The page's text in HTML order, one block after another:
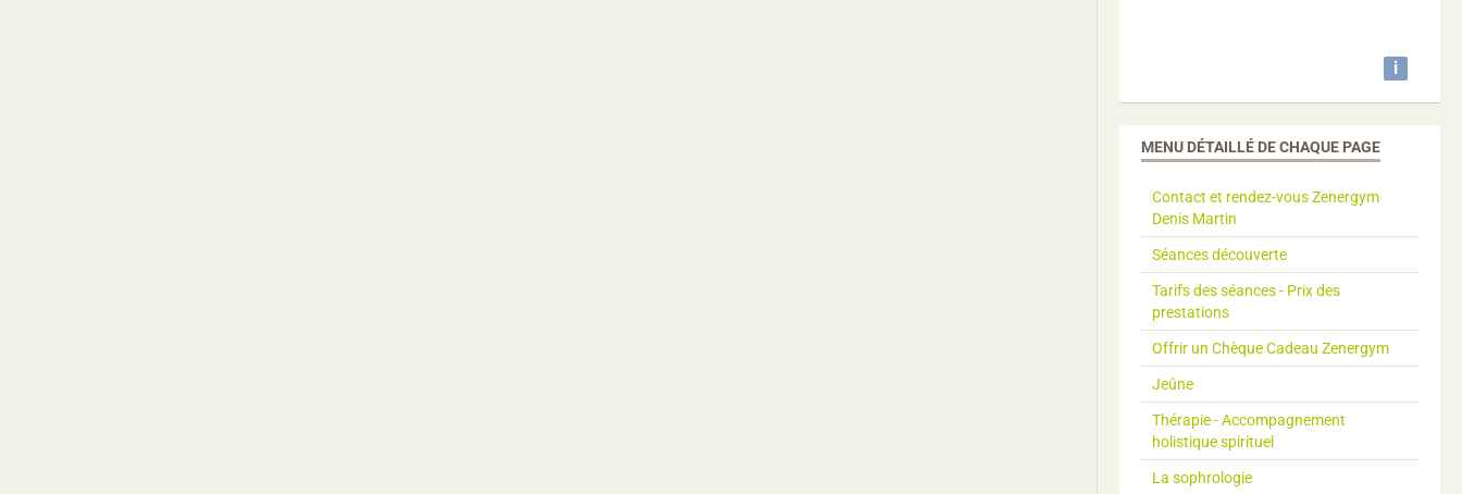
i
MENU DÉTAILLÉ DE CHAQUE PAGE
Contact et rendez-vous Zenergym
Denis Martin
Séances découverte
Tarifs des séances - Prix des
prestations
Offrir un Chèque Cadeau Zenergym
Jeûne
Thérapie - Accompagnement
holistique spirituel
La sophrologie